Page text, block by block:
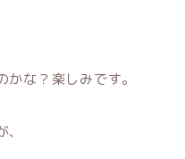
な？楽しみです。